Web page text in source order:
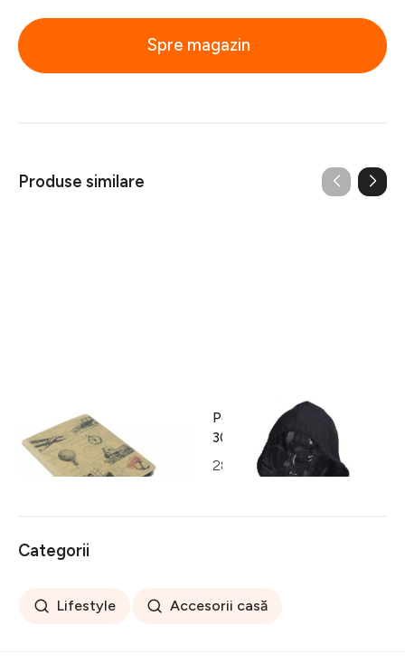
Spre magazin
Produse similare
Husa iPad InArt,
19.5x24.6x2 cm, Balloons
32 lei
Perna pentru gat cu gluga,
30x32 cm, poliester, gri
inchis
28 lei
Categorii
Lifestyle Accesorii casă